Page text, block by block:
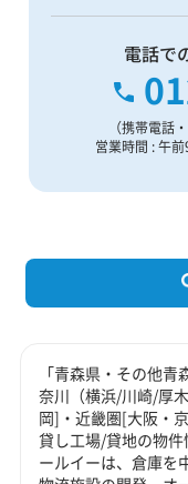
電話で
（携帯電話
営業時間 : 午
「青森県・その他
奈川（横浜/川崎/厚
岡]・近畿圏[大阪・
貸し工場/貸地の物
ールイーは、倉庫を